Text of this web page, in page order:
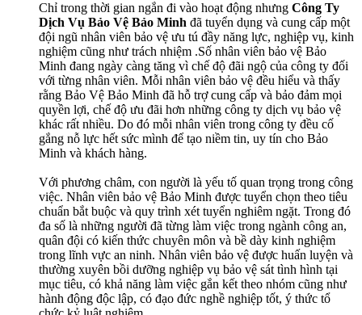
Chỉ trong thời gian ngắn đi vào hoạt động nhưng Công Ty
Dịch Vụ Bảo Vệ Bảo Minh đã tuyển dụng và cung cấp một
đội ngũ nhân viên bảo vệ ưu tú đầy năng lực, nghiệp vụ, kinh
nghiệm cũng như trách nhiệm .Số nhân viên bảo vệ Bảo
Minh đang ngày càng tăng vì chế độ đãi ngộ của công ty đối
với từng nhân viên. Mỗi nhân viên bảo vệ đều hiểu và thấy
rằng Bảo Vệ Bảo Minh đã hỗ trợ cung cấp và bảo đảm mọi
quyền lợi, chế độ ưu đãi hơn những công ty dịch vụ bảo vệ
khác rất nhiều. Do đó mỗi nhân viên trong công ty đều cố
gắng nỗ lực hết sức mình để tạo niềm tin, uy tín cho Bảo
Minh và khách hàng.
Với phương châm, con người là yếu tố quan trọng trong công
việc. Nhân viên bảo vệ Bảo Minh được tuyển chọn theo tiêu
chuẩn bắt buộc và quy trình xét tuyển nghiêm ngặt. Trong đó
đa số là những người đã từng làm việc trong ngành công an,
quân đội có kiến thức chuyên môn và bề dày kinh nghiệm
trong lĩnh vực an ninh. Nhân viên bảo vệ được huấn luyện và
thường xuyên bồi dưỡng nghiệp vụ bảo vệ sát tình hình tại
mục tiêu, có khả năng làm việc gắn kết theo nhóm cũng như
hành động độc lập, có đạo đức nghề nghiệp tốt, ý thức tổ